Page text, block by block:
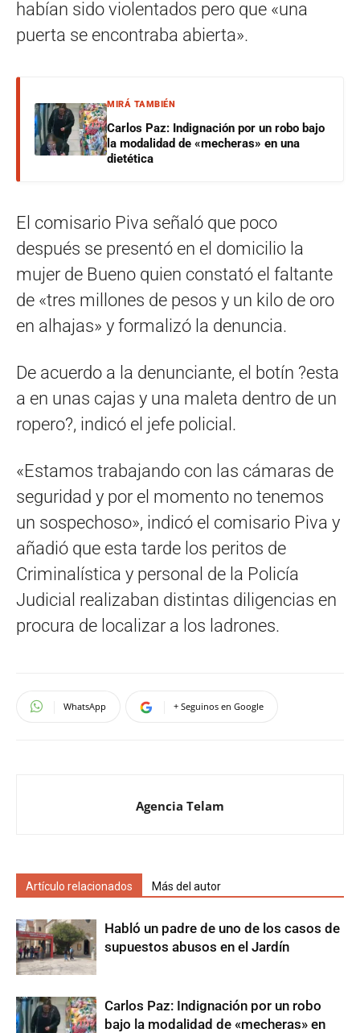
habían sido violentados pero que «una
puerta se encontraba abierta».
MIRÁ TAMBIÉN
Carlos Paz: Indignación por un robo bajo
la modalidad de «mecheras» en una
dietética
El comisario Piva señaló que poco
después se presentó en el domicilio la
mujer de Bueno quien constató el faltante
de «tres millones de pesos y un kilo de oro
en alhajas» y formalizó la denuncia.
De acuerdo a la denunciante, el botín ?esta
a en unas cajas y una maleta dentro de un
ropero?, indicó el jefe policial.
«Estamos trabajando con las cámaras de
seguridad y por el momento no tenemos
un sospechoso», indicó el comisario Piva y
añadió que esta tarde los peritos de
Criminalística y personal de la Policía
Judicial realizaban distintas diligencias en
procura de localizar a los ladrones.
WhatsApp + Seguinos en Google
Agencia Telam
Artículo relacionados Más del autor
Habló un padre de uno de los casos de
supuestos abusos en el Jardín
Carlos Paz: Indignación por un robo
bajo la modalidad de «mecheras» en